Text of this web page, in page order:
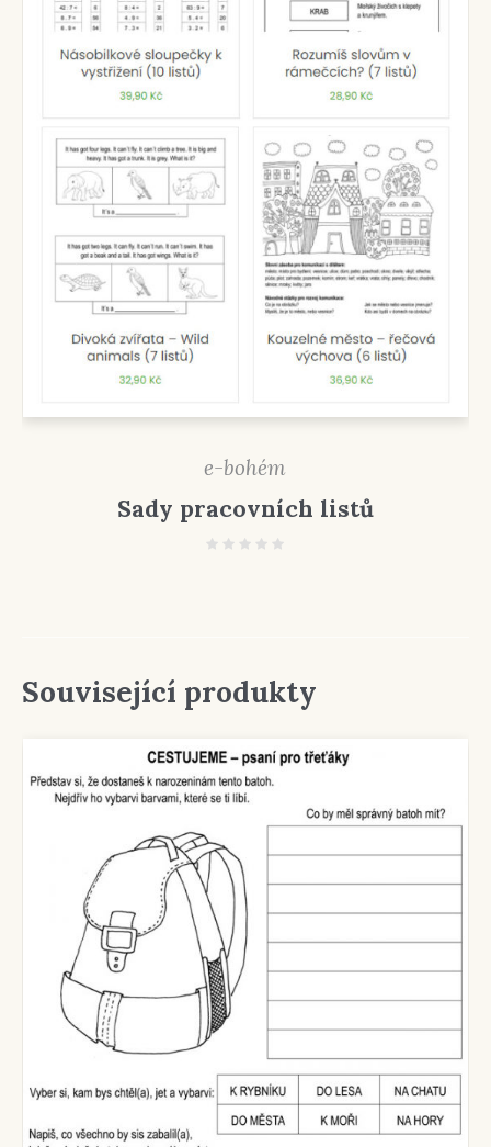
e-bohém
Sady pracovních listů
Související produkty